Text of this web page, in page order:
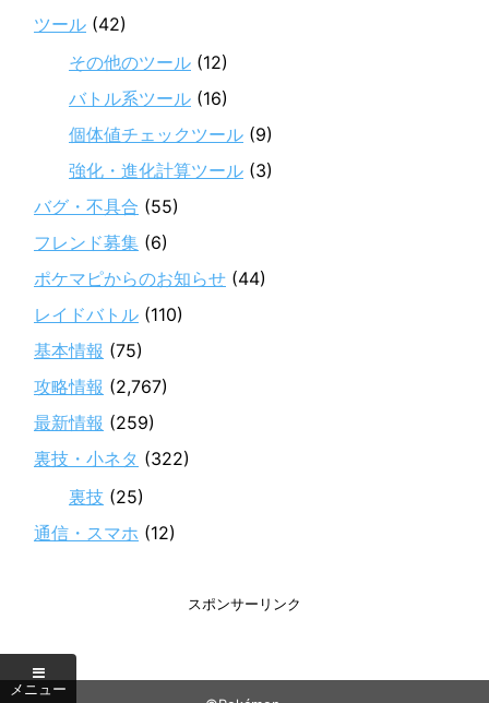
ツール (42)
その他のツール (12)
バトル系ツール (16)
個体値チェックツール (9)
強化・進化計算ツール (3)
バグ・不具合 (55)
フレンド募集 (6)
ポケマピからのお知らせ (44)
レイドバトル (110)
基本情報 (75)
攻略情報 (2,767)
最新情報 (259)
裏技・小ネタ (322)
裏技 (25)
通信・スマホ (12)
スポンサーリンク